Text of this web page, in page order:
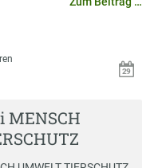
MENSCH